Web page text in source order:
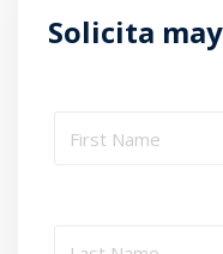
Solicita